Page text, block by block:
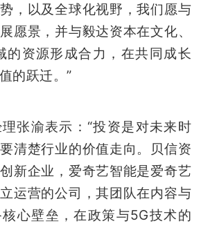
，以及全球化视野，我们愿与
愿景，并与毅达资本在文化、
的资源形成合力，在共同成长
的跃迁。”
张渝表示：“投资是对未来时
清楚行业的价值走向。贝信资
新企业，爱奇艺智能是爱奇艺
运营的公司，其团队在内容与
心壁垒，在政策与5G技术的